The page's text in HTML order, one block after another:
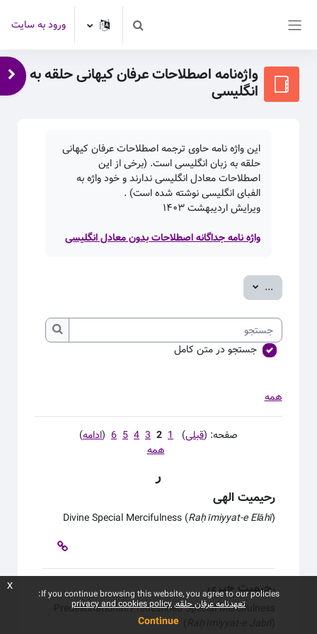
Toggle search inputورود به سایت
واژه‌نامه اصطلاحات عرفان کیهانی حلقه به
انگلیسی
این واژه نامه حاوی ترجمه اصطلاحات عرفان کیهانی
حلقه به زبان انگلیسی است. (برخی از این
اصطلاحات معادل انگلیسی ندارند و خود واژه به
الفبای انگلیسی نوشته شده است) .
ویرایش اردیبهشت۱۴۰۳
واژه نامه جداگانه اصطلاحات بدون معادل انگلیسی
... صدور ورودی‌ها
جستجو
جستجو
جستجو در متن کامل
همه
صفحه: (قبلی)
1
2
3
4
5
6
(ادامه)
همه
ر
رحیمیت الهی
Divine Special Mercifulness (Raḥīmiyyat-e Elāhī)
رحیمیت جبری
Predestinational/Predestined Special Mercifulness
If you continue browsing this website, you agree to our policies:
تعهدنامه عرفان حلقه privacy and cookies policy
Continue
x